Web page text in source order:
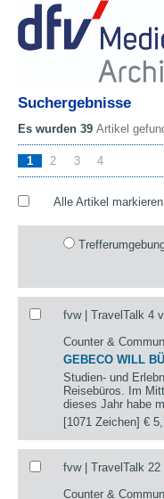
Suchergebnisse
Es wurden 39 Artikel
1 2 3 4
Alle Artikel markieren
fvw | TravelTalk 4
Counter &
GEBECO WILL
Studien- und
Reisebüros. Im
dieses Jahr habe
[1071 Zeichen]€
fvw | TravelTalk
Counter &